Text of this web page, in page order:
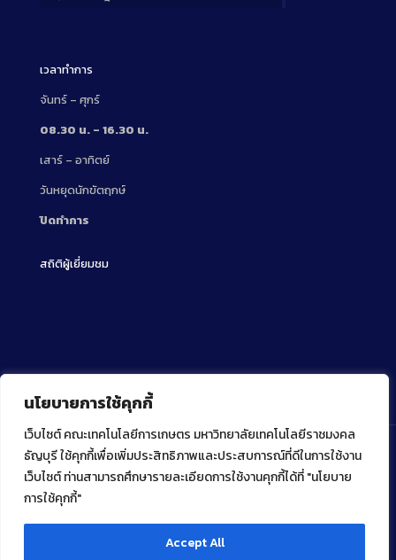
นโยบายการใช้คุกกี้
เว็บไซต์ คณะเทคโนโลยีการเกษตร มหาวิทยาลัยเทคโนโลยีราชมงคล
ธัญบุรี ใช้คุกกี้เพื่อเพิ่มประสิทธิภาพและประสบการณ์ที่ดีในการใช้งาน
เว็บไซต์ ท่านสามารถศึกษารายละเอียดการใช้งานคุกกี้ได้ที่ "นโยบาย
การใช้คุกกี้"
Accept All
เวลาทำการ
จันทร์ – ศุกร์
08.30 น. – 16.30 น.
เสาร์ – อาทิตย์
วันหยุดนักขัตฤกษ์
ปิดทำการ
สถิติผู้เยี่ยมชม
Copyright ⓒ 2022 คณะเทคโนโลยีการเกษตร มหาวิทยาลัย